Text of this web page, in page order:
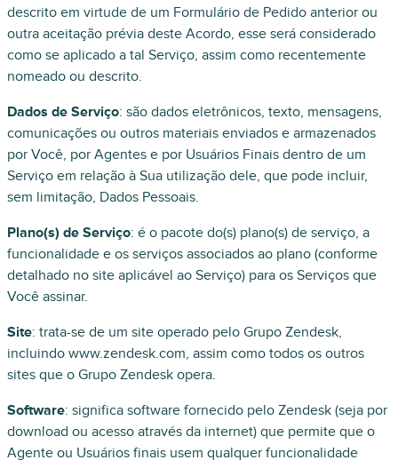
descrito em virtude de um Formulário de Pedido anterior ou
outra aceitação prévia deste Acordo, esse será considerado
como se aplicado a tal Serviço, assim como recentemente
nomeado ou descrito.
Dados de Serviço: são dados eletrônicos, texto, mensagens,
comunicações ou outros materiais enviados e armazenados
por Você, por Agentes e por Usuários Finais dentro de um
Serviço em relação à Sua utilização dele, que pode incluir,
sem limitação, Dados Pessoais.
Plano(s) de Serviço: é o pacote do(s) plano(s) de serviço, a
funcionalidade e os serviços associados ao plano (conforme
detalhado no site aplicável ao Serviço) para os Serviços que
Você assinar.
Site: trata-se de um site operado pelo Grupo Zendesk,
incluindo www.zendesk.com, assim como todos os outros
sites que o Grupo Zendesk opera.
Software: significa software fornecido pelo Zendesk (seja por
download ou acesso através da internet) que permite que o
Agente ou Usuários finais usem qualquer funcionalidade